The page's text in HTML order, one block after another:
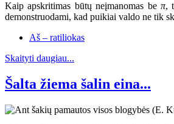
Kaip apskritimas būtų neįmanomas be π,
demonstruodami, kad puikiai valdo ne tik
Aš – ratiliokas
Skaityti daugiau...
Šalta žiema šalin eina...